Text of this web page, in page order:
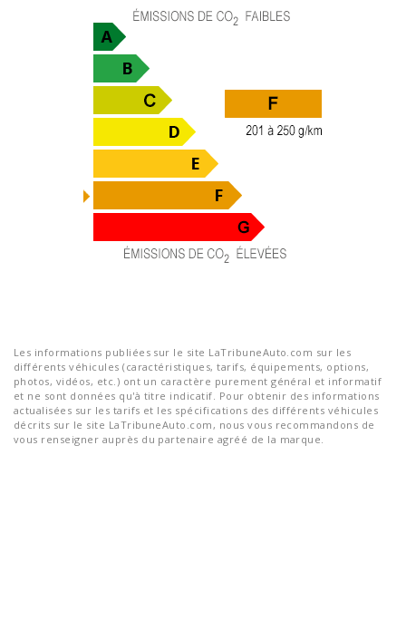
Les informations publiées sur le site LaTribuneAuto.com sur les
différents véhicules (caractéristiques, tarifs, équipements, options,
photos, vidéos, etc.) ont un caractère purement général et informatif
et ne sont données qu'à titre indicatif. Pour obtenir des informations
actualisées sur les tarifs et les spécifications des différents véhicules
décrits sur le site LaTribuneAuto.com, nous vous recommandons de
vous renseigner auprès du partenaire agréé de la marque.